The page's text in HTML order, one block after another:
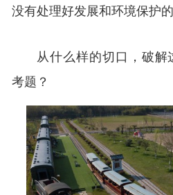
没有处理好发展和环境保护的
从什么样的切口，破
考题？